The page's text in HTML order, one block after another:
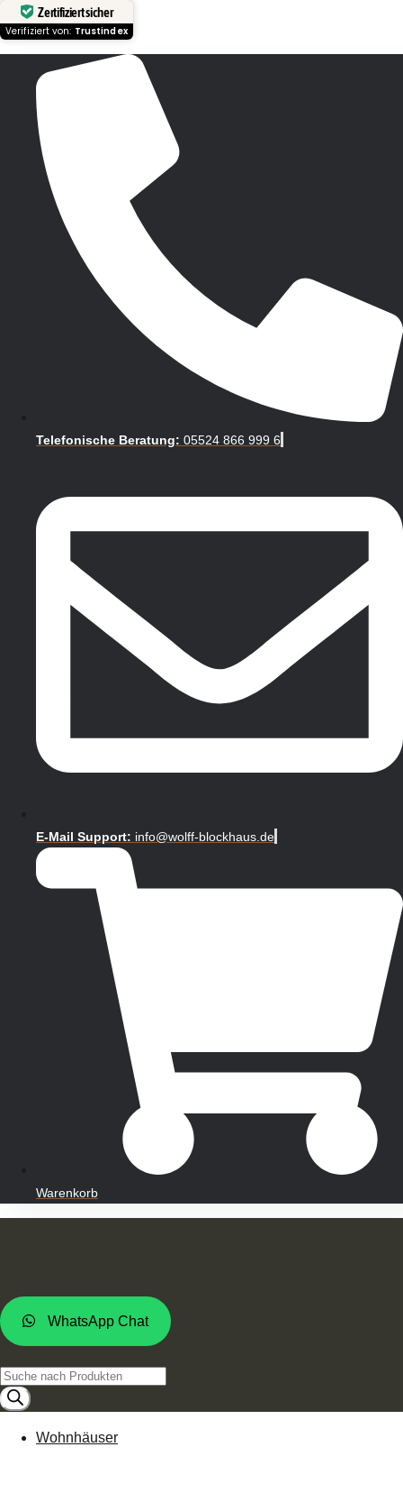
Zertifiziert sicher
Verifiziert von: Trustindex
Telefonische Beratung: 05524 866 999 6
E-Mail Support: info@wolff-blockhaus.de
Warenkorb
WhatsApp Chat
Products
search
Wohnhäuser